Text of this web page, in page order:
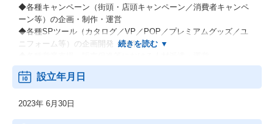
◆各種キャンペーン（街頭・店頭キャンペーン／消費者キャンペ
ーン等）の企画・制作・運営
◆各種SPツール（カタログ／VP／POP／プレミアムグッズ／ユ
ニフォーム等）の企画開発・制作
◆各種施設内外装／スペースデザイン／イベント美術のデザイン
／造作施工
ト関連）の企画開発・制作
◆デジタルプロモーション及びソリューション（ホームページ／A
設立年月日
2023年 6月30日